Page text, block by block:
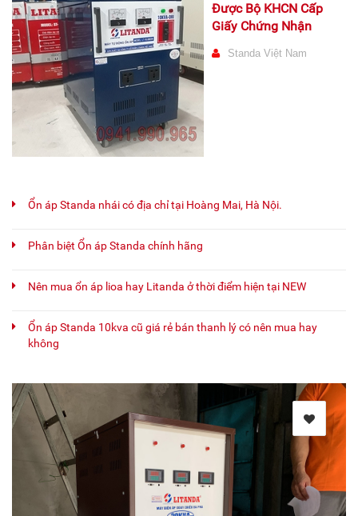
Được Bộ KHCN Cấp
Giấy Chứng Nhận
Standa Việt Nam
Ổn áp Standa nhái có địa chỉ tại Hoàng Mai, Hà Nội.
Phân biệt Ổn áp Standa chính hãng
Nên mua ổn áp lioa hay Litanda ở thời điểm hiện tại NEW
Ổn áp Standa 10kva cũ giá rẻ bán thanh lý có nên mua hay
không